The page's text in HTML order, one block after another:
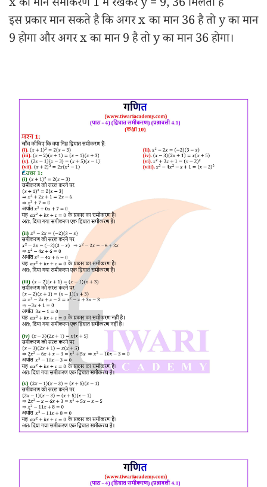
x का मान समीकरण 1 में रखकर y = 9, 36 मिलता है
इस प्रकार मान सकते है कि अगर x का मान 36 है तो y का मान
9 होगा और अगर x का मान 9 है तो y का मान 36 होगा।